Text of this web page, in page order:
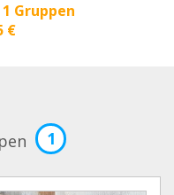
Gruppen
€
1